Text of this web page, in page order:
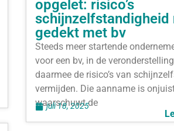
opgelet: risico’s
schijnzelfstandigheid
gedekt met bv
Steeds meer startende
voor een bv, in de
daarmee de risico’s van
vermijden. Die aanname is
waarschuwt de
juli 18, 2025